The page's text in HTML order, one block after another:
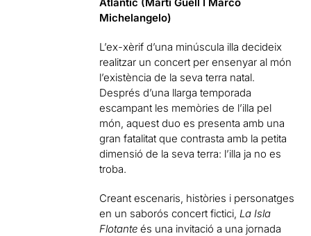
Michelangelo)
L’ex-xèrif d’una minúscula illa decideix
realitzar un concert per ensenyar al món
l’existència de la seva terra natal.
Després d’una llarga temporada
escampant les memòries de l’illa pel
món, aquest duo es presenta amb una
gran fatalitat que contrasta amb la petita
dimensió de la seva terra: l’illa ja no es
troba.
Creant escenaris, històries i personatges
en un saborós concert fictici, La Isla
Flotante és una invitació a una jornada